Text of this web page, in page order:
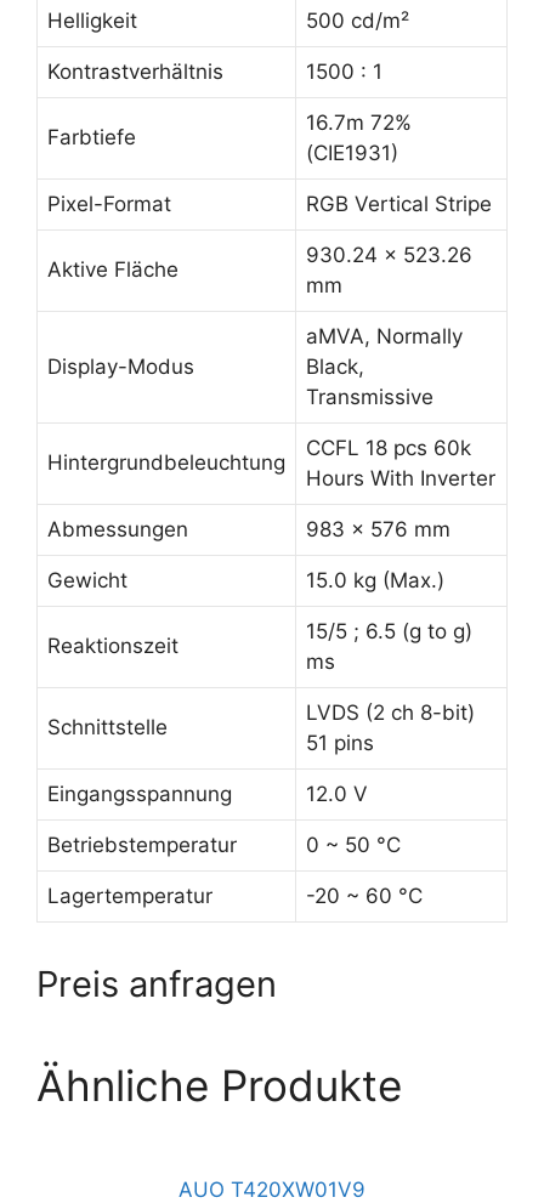
Helligkeit 500 cd/m²
Kontrastverhältnis 1500 : 1
Farbtiefe
16.7m 72%
(CIE1931)
Pixel-Format RGB Vertical Stripe
Aktive Fläche
930.24 x 523.26
mm
Display-Modus
aMVA, Normally
Black,
Transmissive
Hintergrundbeleuchtung
CCFL 18 pcs 60k
Hours With Inverter
Abmessungen 983 x 576 mm
Gewicht 15.0 kg (Max.)
Reaktionszeit
15/5 ; 6.5 (g to g)
ms
Schnittstelle
LVDS (2 ch 8-bit)
51 pins
Eingangsspannung 12.0 V
Betriebstemperatur 0 ~ 50 °C
Lagertemperatur -20 ~ 60 °C
Preis anfragen
Ähnliche Produkte
AUO T420XW01V9